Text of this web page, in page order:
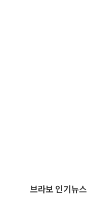
브라보 인기뉴스